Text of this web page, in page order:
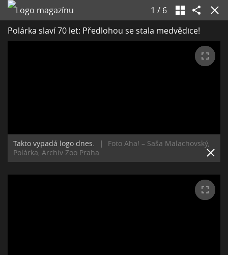
1 / 6
Polárka slaví 70 let: Předlohou se stala medvědice!
Takto vypadá logo dnes. |
Foto Aha! – Saša Malachovský,
Polárka, Archiv Zoo Praha